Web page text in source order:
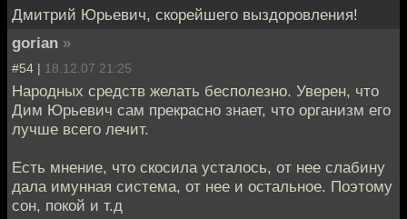
Дмитрий Юрьевич, скорейшего выздоровления!
gorian »
#54 | 18.12.07 21:25
Народных средств желать бесполезно. Уверен, что
Дим Юрьевич сам прекрасно знает, что организм его
лучше всего лечит.
Есть мнение, что скосила усталось, от нее слабину
дала имунная система, от нее и остальное. Поэтому
сон, покой и т.д